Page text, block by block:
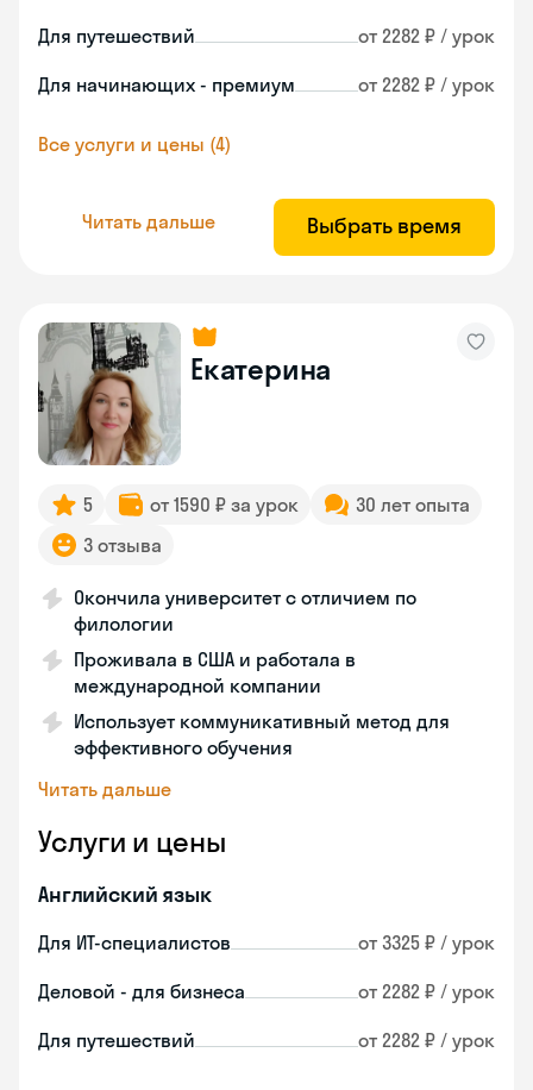
Для путешествий от 2282 ₽ / урок
Для начинающих - премиум от 2282 ₽ / урок
Все услуги и цены (4)
Читать дальше Выбрать время
Екатерина
5 от 1590 ₽ за урок
30 лет опыта
3 отзыва
Окончила университет с отличием по
филологии
Проживала в США и работала в
международной компании
Использует коммуникативный метод для
эффективного обучения
Читать дальше
Услуги и цены
Английский язык
Для ИТ-специалистов от 3325 ₽ / урок
Деловой - для бизнеса от 2282 ₽ / урок
Для путешествий от 2282 ₽ / урок